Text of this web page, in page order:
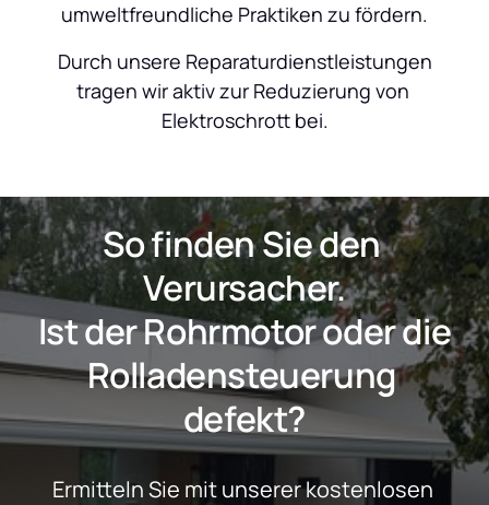
umweltfreundliche Praktiken zu fördern.
tragen wir aktiv zur Reduzierung von
Elektroschrott bei.
So finden Sie den
Verursacher.
Ist der Rohrmotor oder die
Rolladensteuerung
defekt?
Ermitteln Sie mit unserer kostenlosen